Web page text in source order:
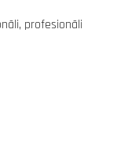
profesionāli